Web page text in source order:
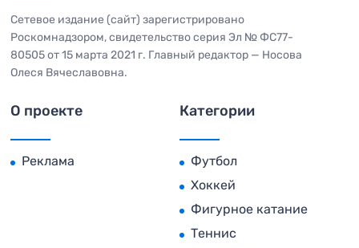
Сетевое издание (сайт) зарегистрировано
Роскомнадзором, свидетельство серия Эл № ФС77-
80505 от 15 марта 2021 г. Главный редактор — Носова
Олеся Вячеславовна.
О проекте
Реклама
Категории
Футбол
Хоккей
Фигурное катание
Теннис